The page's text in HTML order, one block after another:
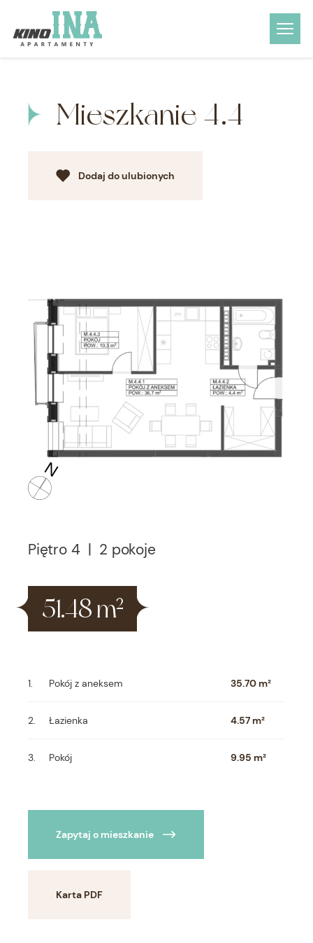
Mieszkanie 4.4
Dodaj do ulubionych
Piętro 4 | 2 pokoje
51.48 m2
Pokój z aneksem 35.70 m²
Łazienka 4.57 m²
Pokój 9.95 m²
Zapytaj o mieszkanie
Karta PDF